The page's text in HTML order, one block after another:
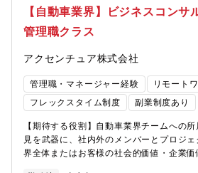
ームリード■SCM戦略の策定やサプライチ
の推進■販売･調達管理プロセス等の業務
の業務効率化【特徴】■メンバー◎食品/消
経営改革に加え、SCM改革を中心とした
ジェクト◎改革を推進する上で、クライア
動となることが多く、大規模プロジェク
革への取り組みが多いため、Tier1アカウ
接点が多い◎日系のグローバル企業が多く
ネス機会が多い
【自動車業界】ビジネスコンサ
管理職クラス
アクセンチュア株式会社
管理職・マネージャー経験
リモート
フレックスタイム制度
副業制度あり
【期待する役割】自動車業界チームへの
見を武器に、社内外のメンバーとプロジ
界全体またはお客様の社会的価値・企業